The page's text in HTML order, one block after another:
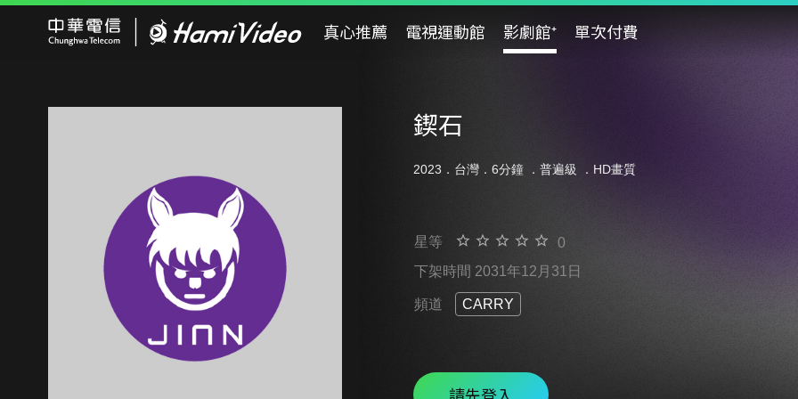
真心推薦 電視運動館 影劇館⁺ 單次付費
鍥石
2023．台灣．6分鐘 ． 普遍級 ．HD畫質
星等
0
下架時間 2031年12月31日
頻道 CARRY